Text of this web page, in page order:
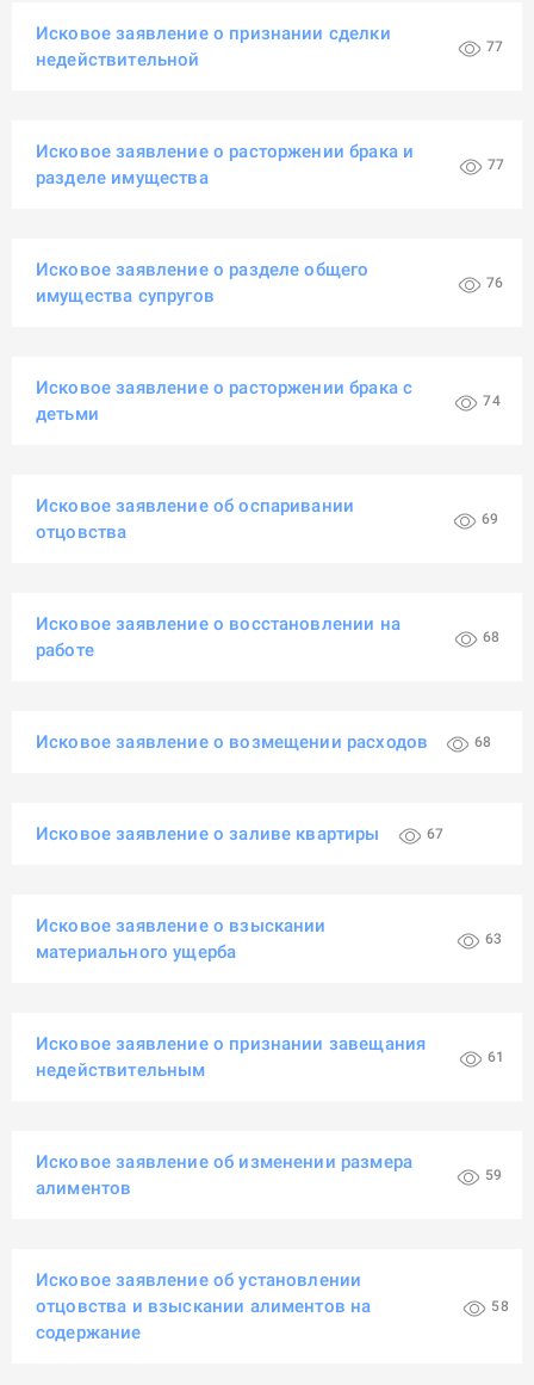
Исковое заявление о признании сделки
недействительной
77
Исковое заявление о расторжении брака и
разделе имущества
77
Исковое заявление о разделе общего
имущества супругов
76
Исковое заявление о расторжении брака с
детьми
74
Исковое заявление об оспаривании
отцовства
69
Исковое заявление о восстановлении на
работе
68
Исковое заявление о возмещении расходов 68
Исковое заявление о заливе квартиры 67
Исковое заявление о взыскании
материального ущерба
63
Исковое заявление о признании завещания
недействительным
61
Исковое заявление об изменении размера
алиментов
59
Исковое заявление об установлении
отцовства и взыскании алиментов на
содержание
58